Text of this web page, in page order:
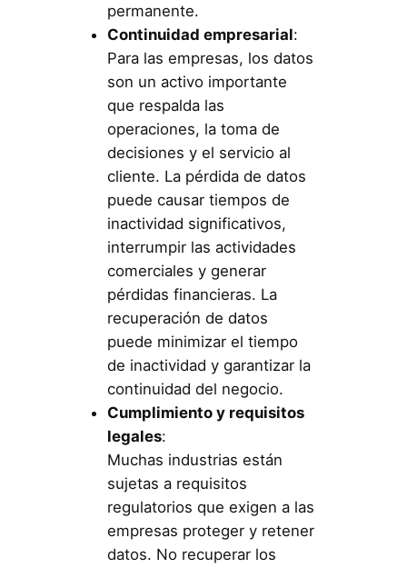
permanente.
Continuidad empresarial:
Para las empresas, los datos
son un activo importante
que respalda las
operaciones, la toma de
decisiones y el servicio al
cliente. La pérdida de datos
puede causar tiempos de
inactividad significativos,
interrumpir las actividades
comerciales y generar
pérdidas financieras. La
recuperación de datos
puede minimizar el tiempo
de inactividad y garantizar la
continuidad del negocio.
Cumplimiento y requisitos
legales:
Muchas industrias están
sujetas a requisitos
regulatorios que exigen a las
empresas proteger y retener
datos. No recuperar los